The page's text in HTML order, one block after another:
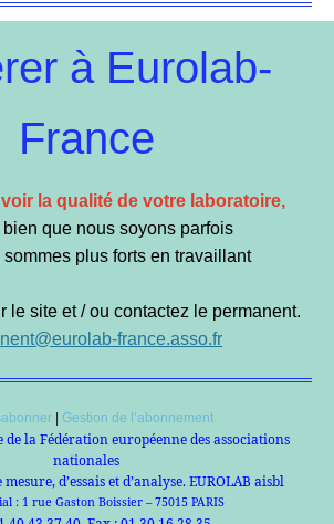
à Eurolab-
France
la qualité de votre laboratoire,
bien que nous soyons parfois
plus forts en travaillant
le site et / ou contactez le permanent.
france.asso.fr
Gestion de l’abonnement
la Fédération européenne des associations
nationales
d’essais et d’analyse. EUROLAB aisbl
: 1 rue Gaston Boissier – 75015 PARIS